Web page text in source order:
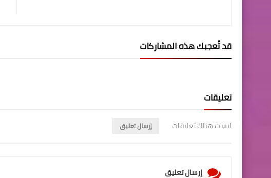
قد تُعجبك هذه المشاركات
تعليقات
ليست هناك تعليقات إرسال تعليق
إرسال تعليق